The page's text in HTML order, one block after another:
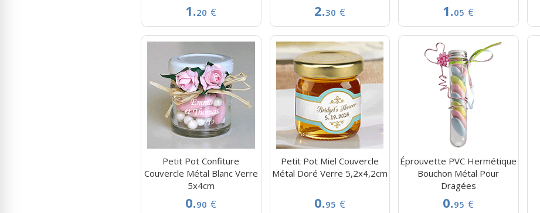
1.20 € 2.30 € 1.05 €
Petit Pot Confiture
Couvercle Métal Blanc Verre
5x4cm
0.90 €
Petit Pot Miel Couvercle
Métal Doré Verre 5,2x4,2cm
0.95 €
Éprouvette PVC Hermétique
Bouchon Métal Pour
Dragées
0.95 €